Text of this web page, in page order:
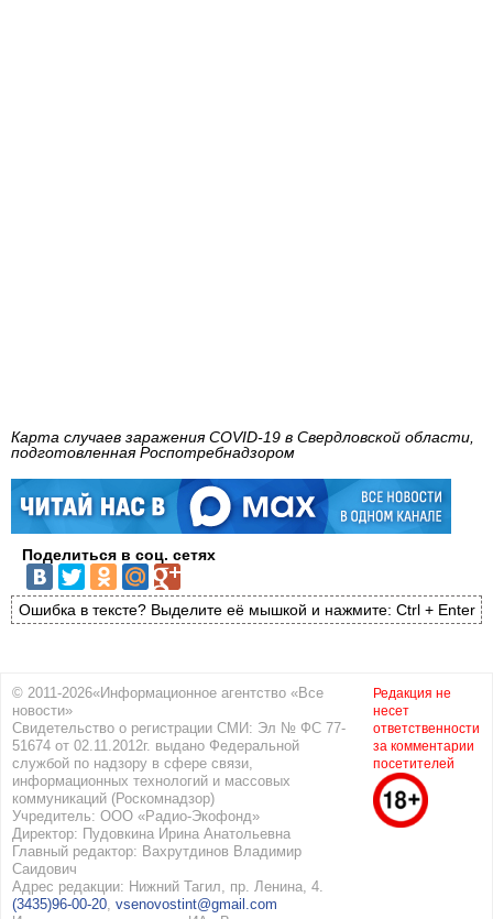
Карта случаев заражения COVID-19 в Свердловской области,
подготовленная Роспотребнадзором
Поделиться в соц. сетях
Ошибка в тексте? Выделите её мышкой и нажмите: Ctrl + Enter
© 2011-2026«Информационное агентство «Все
новости»
Свидетельство о регистрации СМИ: Эл № ФС 77-
51674 от 02.11.2012г. выдано Федеральной
службой по надзору в сфере связи,
информационных технологий и массовых
коммуникаций (Роскомнадзор)
Учредитель: ООО «Радио-Экофонд»
Директор: Пудовкина Ирина Анатольевна
Главный редактор: Вахрутдинов Владимир
Саидович
Адрес редакции: Нижний Тагил, пр. Ленина, 4.
(3435)96-00-20, vsenovostint@gmail.com
Редакция не
несет
ответственности
за комментарии
посетителей